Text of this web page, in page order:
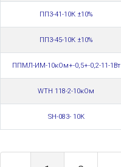
ПП3-41-10К ±10%
ПП3-45-10К ±10%
ППМЛ-ИМ-10кОм+-0,5+-0,2-11-1Вт
WTH 118-2-10кОм
SH-083- 10К